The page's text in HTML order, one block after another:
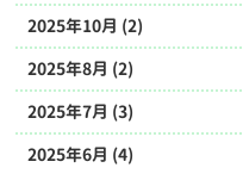
2025年10月 (2)
2025年8月 (2)
2025年7月 (3)
2025年6月 (4)